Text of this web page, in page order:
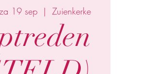
19 sep
  |
Zuienkerke